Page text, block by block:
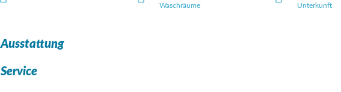
Waschräume
Unterkunft
Ausstattung
Service